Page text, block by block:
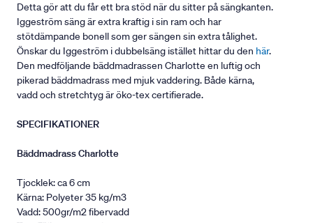
Detta gör att du får ett bra stöd när du sitter på sängkanten.
Iggeström säng är extra kraftig i sin ram och har
stötdämpande bonell som ger sängen sin extra tålighet.
Önskar du Iggeström i dubbelsäng istället hittar du den här.
Den medföljande bäddmadrassen Charlotte en luftig och
pikerad bäddmadrass med mjuk vaddering. Både kärna,
vadd och stretchtyg är öko-tex certifierade.
SPECIFIKATIONER
Bäddmadrass Charlotte
Tjocklek: ca 6 cm
Kärna: Polyeter 35 kg/m3
Vadd: 500gr/m2 fibervadd